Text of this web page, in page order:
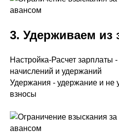
3. Удерживаем из
Настройка-Расчет зарплаты
начислений и удержаний
Удержания - удержание и не
взносы